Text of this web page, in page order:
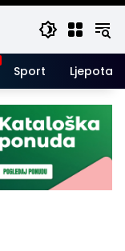
Sport Ljepota i